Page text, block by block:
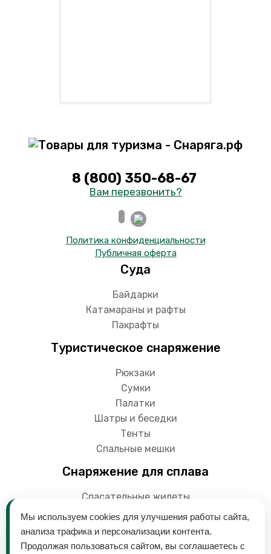
8 (800) 350-68-67
Вам перезвонить?
Политика конфиденциальности
Публичная оферта
Суда
Байдарки
Катамараны и рафты
Пакрафты
Туристическое снаряжение
Рюкзаки
Сумки
Палатки
Шатры и беседки
Тенты
Спальные мешки
Снаряжение для сплава
Спасательные жилеты
Гермоупаковки
Мы используем cookies для улучшения работы сайта,
анализа трафика и персонализации контента.
Продолжая пользоваться сайтом, вы соглашаетесь с